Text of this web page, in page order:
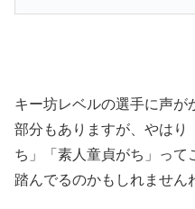
キー坊レベルの選手に声が
部分もありますが、やはり
ち」「素人童貞がち」って
踏んでるのかもしれません